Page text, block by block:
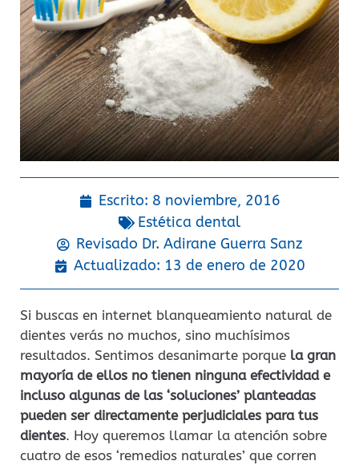
Escrito: 8 noviembre, 2016
Estética dental
Revisado Dr. Adirane Guerra Sanz
Actualizado: 13 de enero de 2020
Si buscas en internet blanqueamiento natural de
dientes verás no muchos, sino muchísimos
resultados. Sentimos desanimarte porque la gran
mayoría de ellos no tienen ninguna efectividad e
incluso algunas de las ‘soluciones’ planteadas
pueden ser directamente perjudiciales para tus
dientes. Hoy queremos llamar la atención sobre
cuatro de esos ‘remedios naturales’ que corren